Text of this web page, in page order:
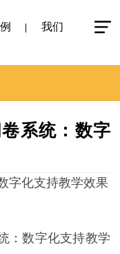
我们
系统：数字
字化支持教学效果
数字化支持教学